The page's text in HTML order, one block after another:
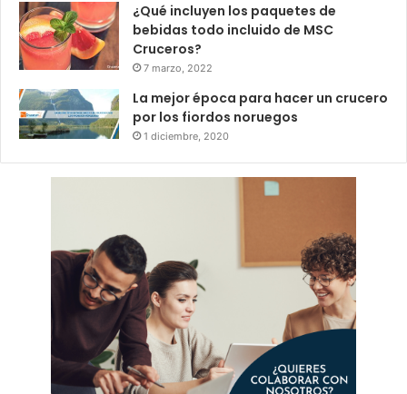
¿Qué incluyen los paquetes de
bebidas todo incluido de MSC
Cruceros?
7 marzo, 2022
La mejor época para hacer un crucero
por los fiordos noruegos
1 diciembre, 2020